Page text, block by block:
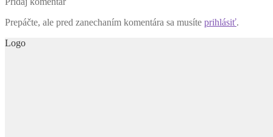
Prepáčte, ale pred zanechaním komentára sa musíte prihlásiť.
Logo